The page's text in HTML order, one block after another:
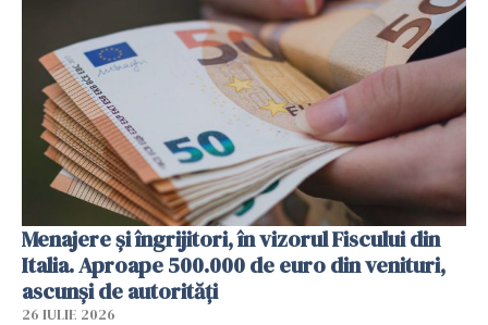
Menajere și îngrijitori, în vizorul Fiscului din
Italia. Aproape 500.000 de euro din venituri,
ascunși de autorități
26 IULIE 2026